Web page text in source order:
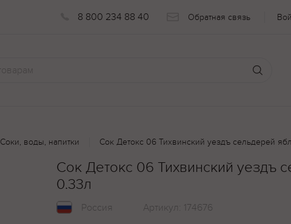
8 800 234 88 40 Обратная связь
Соки, воды, напитки Сок Детокс 06 Тихвинский уездъ сельдерей
Сок Детокс 06 Тихвинский уездъ
0.33л
Россия Артикул: 174676